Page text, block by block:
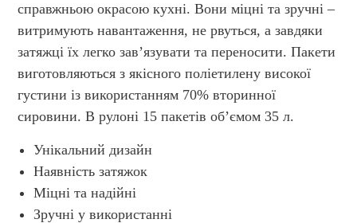
справжньою окрасою кухні. Вони міцні та зручні –
витримують навантаження, не рвуться, а завдяки
затяжці їх легко зав’язувати та переносити. Пакети
виготовляються з якісного поліетилену високої
густини із використанням 70% вторинної
сировини. В рулоні 15 пакетів об’ємом 35 л.
Унікальний дизайн
Наявність затяжок
Міцні та надійні
Зручні у використанні